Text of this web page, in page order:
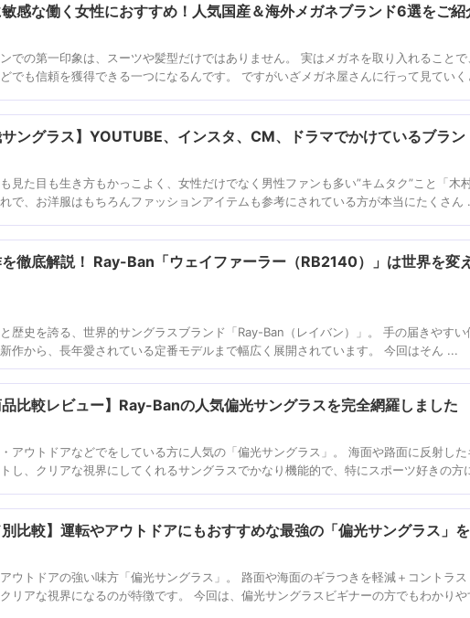
感な働く女性におすすめ！人気国産＆海外メガネブランド6選をご紹
での第一印象は、スーツや髪型だけではありません。 実はメガネを取り入れること
でも信頼を獲得できる一つになるんです。 ですがいざメガネ屋さんに行って見てい
サングラス】YOUTUBE、インスタ、CM、ドラマでかけているブラン
見た目も生き方もかっこよく、女性だけでなく男性ファンも多い”キムタク”こと「木
で、お洋服はもちろんファッションアイテムも参考にされている方が本当にたくさん
徹底解説！ Ray-Ban「ウェイファーラー（RB2140）」は世界を変
歴史を誇る、世界的サングラスブランド「Ray-Ban（レイバン）」。 手の届きやすい
作から、長年愛されている定番モデルまで幅広く展開されています。 今回はそん ...
品比較レビュー】Ray-Banの人気偏光サングラスを完全網羅しました
アウトドアなどでをしている方に人気の「偏光サングラス」。 海面や路面に反射し
し、クリアな視界にしてくれるサングラスでかなり機能的で、特にスポーツ好きの方
別比較】運転やアウトドアにもおすすめな最強の「偏光サングラス」
ウトドアの強い味方「偏光サングラス」。 路面や海面のギラつきを軽減＋コントラ
リアな視界になるのが特徴です。 今回は、偏光サングラスビギナーの方でもわかり